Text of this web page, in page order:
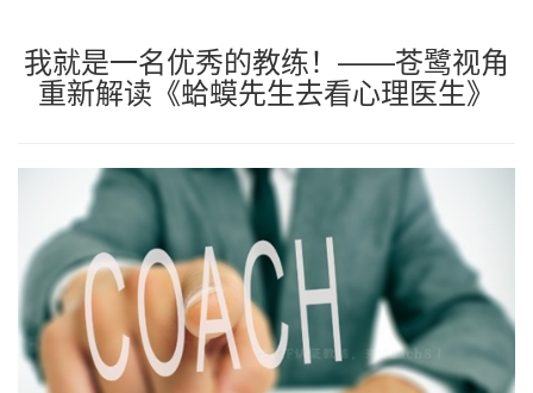
我就是一名优秀的教练！——苍鹭视角
重新解读《蛤蟆先生去看心理医生》